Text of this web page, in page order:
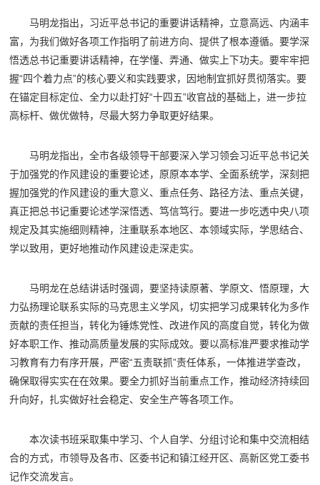
马明龙指出，习近平总书记的重要讲话精神，立意高远、内涵丰
富，为我们做好各项工作指明了前进方向、提供了根本遵循。要学深
悟透总书记重要讲话精神，在学懂、弄通、做实上下功夫。要牢牢把
握“四个着力点”的核心要义和实践要求，因地制宜抓好贯彻落实。要
在锚定目标定位、全力以赴打好“十四五”收官战的基础上，进一步拉
高标杆、做优做特，尽最大努力争取更好结果。
马明龙指出，全市各级领导干部要深入学习领会习近平总书记关
于加强党的作风建设的重要论述，原原本本学、全面系统学，深刻把
握加强党的作风建设的重大意义、重点任务、路径方法、重点关键，
真正把总书记重要论述学深悟透、笃信笃行。要进一步吃透中央八项
规定及其实施细则精神，注重联系本地区、本领域实际，学思结合、
学以致用，更好地推动作风建设走深走实。
马明龙在总结讲话时强调，要坚持读原著、学原文、悟原理，大
力弘扬理论联系实际的马克思主义学风，切实把学习成果转化为多作
贡献的责任担当，转化为锤炼党性、改进作风的高度自觉，转化为做
好本职工作、推动高质量发展的实际成效。要以高标准严要求推动学
习教育有力有序开展，严密“五责联抓”责任体系，一体推进学查改，
确保取得实实在在效果。要全力抓好当前重点工作，推动经济持续回
升向好，扎实做好社会稳定、安全生产等各项工作。
本次读书班采取集中学习、个人自学、分组讨论和集中交流相结
合的方式，市领导及各市、区委书记和镇江经开区、高新区党工委书
记作交流发言。